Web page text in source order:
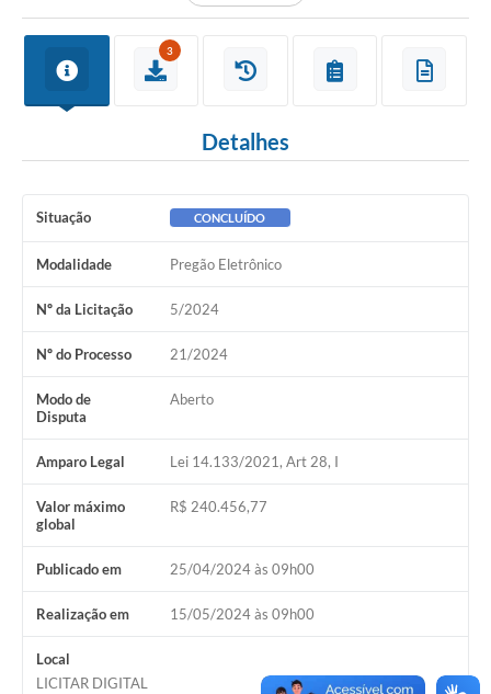
Serviços Online
Telefones Úteis 3
Detalhes
Situação CONCLUÍDO
Modalidade Pregão Eletrônico
Nº da Licitação 5/2024
Nº do Processo 21/2024
Modo de
Disputa
Aberto
Amparo Legal Lei 14.133/2021, Art 28, I
Valor máximo
global
R$ 240.456,77
Publicado em 25/04/2024 às 09h00
Realização em 15/05/2024 às 09h00
Local
LICITAR DIGITAL